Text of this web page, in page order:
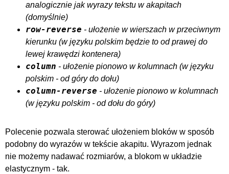
analogicznie jak wyrazy tekstu w akapitach
(domyślnie)
row-reverse - ułożenie w wierszach w przeciwnym
kierunku (w języku polskim będzie to od prawej do
lewej krawędzi kontenera)
column - ułożenie pionowo w kolumnach (w języku
polskim - od góry do dołu)
column-reverse - ułożenie pionowo w kolumnach
(w języku polskim - od dołu do góry)
Polecenie pozwala sterować ułożeniem bloków w sposób
podobny do wyrazów w tekście akapitu. Wyrazom jednak
nie możemy nadawać rozmiarów, a blokom w układzie
elastycznym - tak.